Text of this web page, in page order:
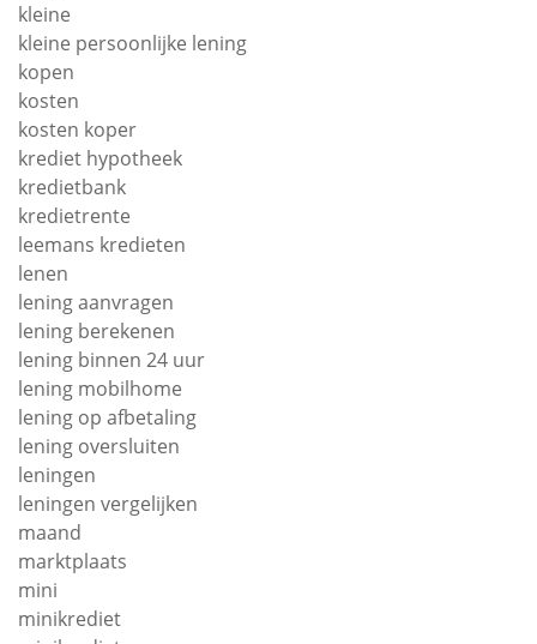
kleine
kleine persoonlijke lening
kopen
kosten
kosten koper
krediet hypotheek
kredietbank
kredietrente
leemans kredieten
lenen
lening aanvragen
lening berekenen
lening binnen 24 uur
lening mobilhome
lening op afbetaling
lening oversluiten
leningen
leningen vergelijken
maand
marktplaats
mini
minikrediet